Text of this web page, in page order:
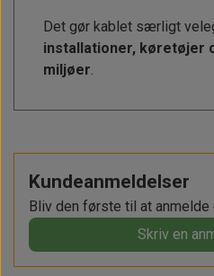
Det gør kablet særligt
installationer, køretøjer
miljøer
Kundeanmeldelser
Bliv den første til at anmelde
Skriv en